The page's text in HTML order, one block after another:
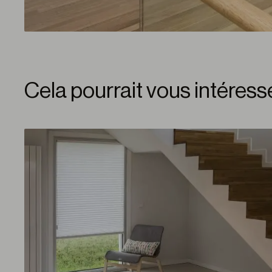
Cela pourrait vous